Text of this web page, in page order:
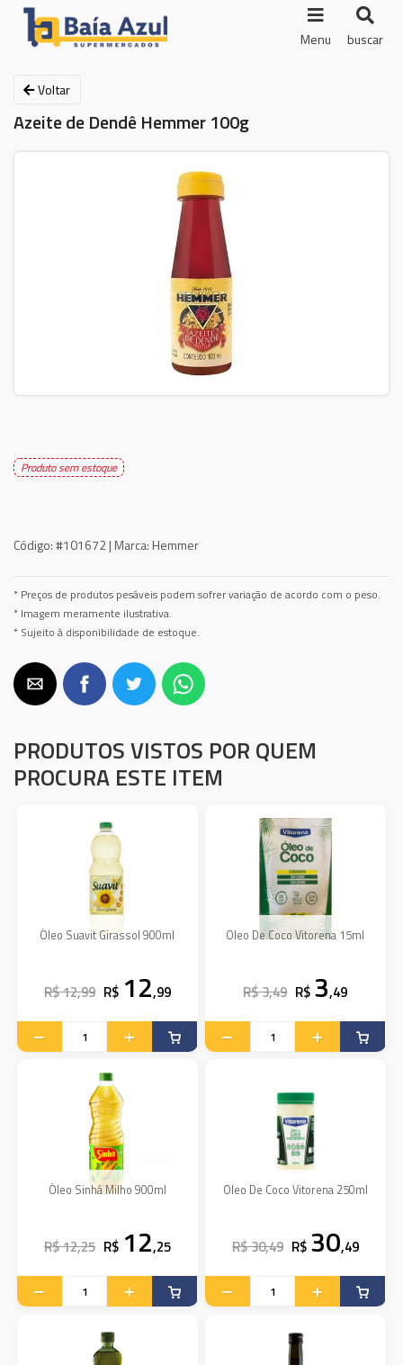
Menu buscar
Voltar
Azeite de Dendê Hemmer 100g
Produto sem estoque
Código:#101672 | Marca: Hemmer
* Preços de produtos pesáveis podem sofrer variação de acordo com o peso.
* Imagem meramente ilustrativa.
* Sujeito à disponibilidade de estoque.
PRODUTOS VISTOS POR QUEM
PROCURA ESTE ITEM
Óleo Suavit Girassol 900ml
R$ 12,99 R$ 12,99
Oleo De Coco Vitorena 15ml
R$ 3,49 R$ 3,49
Óleo Sinhá Milho 900ml
R$ 12,25 R$ 12,25
Oleo De Coco Vitorena 250ml
R$ 30,49 R$ 30,49